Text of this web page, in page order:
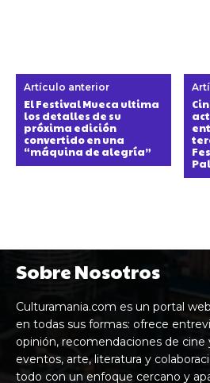
Artículo anterior
El Festival Mueca ultima
los detalles de su
próxima edición
convertido en una
“máquina de alegría”
Sobre Nosotros
Culturamania.com es un portal
en todas sus formas: ofrece
opinión, recomendaciones de cine
eventos, arte, literatura y
todo con un enfoque cercano y